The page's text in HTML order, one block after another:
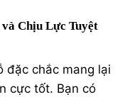
Chịu Lực Tuyệt
đặc chắc mang lại
cực tốt. Bạn có